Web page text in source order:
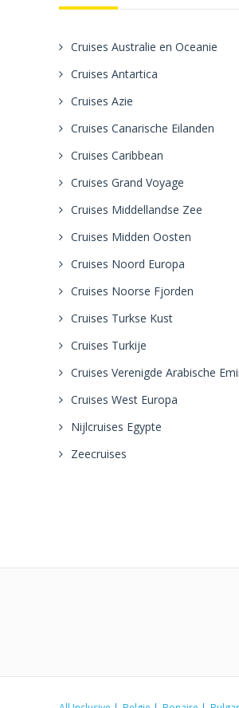
Cruises Australie en Oceanie
Cruises Antartica
Cruises Azie
Cruises Canarische Eilanden
Cruises Caribbean
Cruises Grand Voyage
Cruises Middellandse Zee
Cruises Midden Oosten
Cruises Noord Europa
Cruises Noorse Fjorden
Cruises Turkse Kust
Cruises Turkije
Cruises Verenigde Arabische
Cruises West Europa
Nijlcruises Egypte
Zeecruises